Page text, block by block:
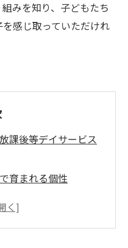
みを知り、子どもたち
感じ取っていただけれ
課後等デイサービス
育まれる個性
ン能力の育成の重要